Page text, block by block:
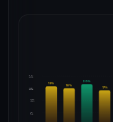
24%
18%
12%
6%
19%
18%
20%
17%